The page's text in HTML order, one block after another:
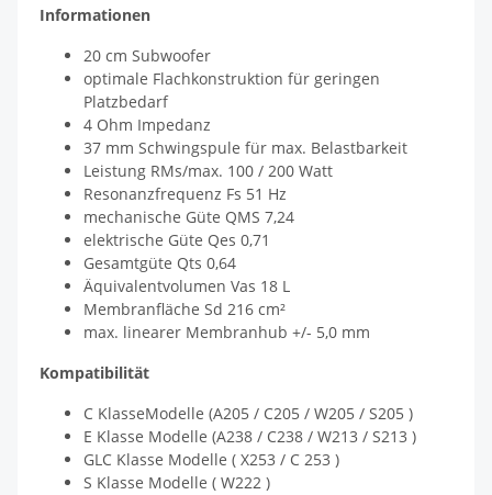
Informationen
20 cm Subwoofer
optimale Flachkonstruktion für geringen
Platzbedarf
4 Ohm Impedanz
37 mm Schwingspule für max. Belastbarkeit
Leistung RMs/max. 100 / 200 Watt
Resonanzfrequenz Fs 51 Hz
mechanische Güte QMS 7,24
elektrische Güte Qes 0,71
Gesamtgüte Qts 0,64
Äquivalentvolumen Vas 18 L
Membranfläche Sd 216 cm²
max. linearer Membranhub +/- 5,0 mm
Kompatibilität
C KlasseModelle (A205 / C205 / W205 / S205 )
E Klasse Modelle (A238 / C238 / W213 / S213 )
GLC Klasse Modelle ( X253 / C 253 )
S Klasse Modelle ( W222 )